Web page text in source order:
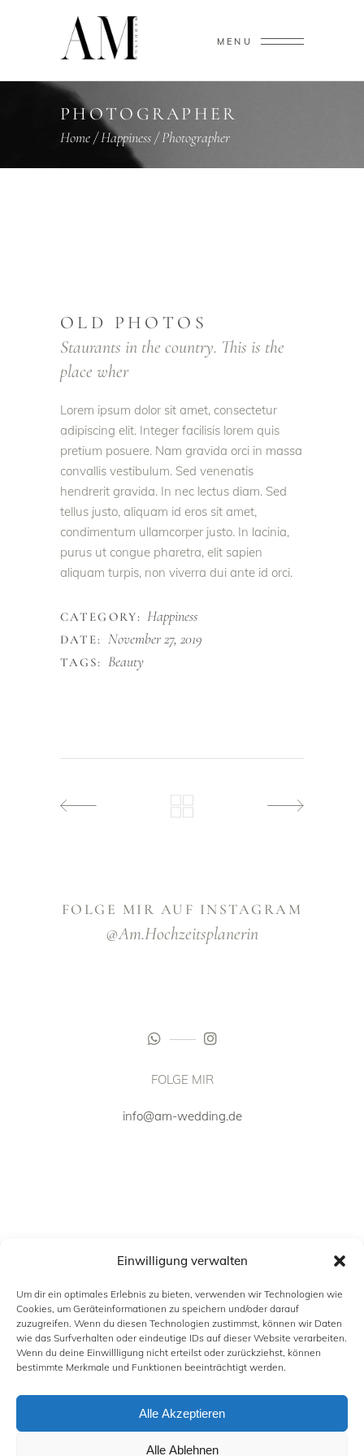
Einwilligung verwalten
Um dir ein optimales Erlebnis zu bieten, verwenden wir Technologien wie
Cookies, um Geräteinformationen zu speichern und/oder darauf
zuzugreifen. Wenn du diesen Technologien zustimmst, können wir Daten
wie das Surfverhalten oder eindeutige IDs auf dieser Website verarbeiten.
Wenn du deine Einwillligung nicht erteilst oder zurückziehst, können
bestimmte Merkmale und Funktionen beeinträchtigt werden.
Alle Akzeptieren
Alle Ablehnen
MENU
PHOTOGRAPHER
Home/Happiness/Photographer
OLD PHOTOS
Staurants in the country. This is the
place wher
Lorem ipsum dolor sit amet, consectetur
adipiscing elit. Integer facilisis lorem quis
pretium posuere. Nam gravida orci in massa
convallis vestibulum. Sed venenatis
hendrerit gravida. In nec lectus diam. Sed
tellus justo, aliquam id eros sit amet,
condimentum ullamcorper justo. In lacinia,
purus ut congue pharetra, elit sapien
aliquam turpis, non viverra dui ante id orci.
CATEGORY: Happiness
DATE: November 27, 2019
TAGS: Beauty
FOLGE MIR AUF INSTAGRAM
@am.hochzeitsplanerin
FOLGE MIR
info@am-wedding.de
INFORMATION
KONTAKT